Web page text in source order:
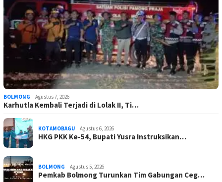
BOLMONG Agustus 7, 2026
Karhutla Kembali Terjadi di Lolak II, Ti…
KOTAMOBAGU Agustus 6, 2026
HKG PKK Ke-54, Bupati Yusra Instruksikan…
BOLMONG Agustus 5, 2026
Pemkab Bolmong Turunkan Tim Gabungan Ceg…